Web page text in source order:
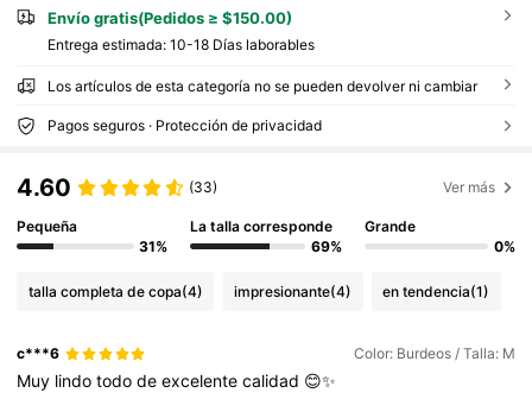
Envío gratis(Pedidos ≥ $150.00)
Entrega estimada: 10-18 Días laborables
Los artículos de esta categoría no se pueden devolver ni cambiar
Pagos seguros · Protección de privacidad
4.60 (33) Ver más
Pequeña
31%
La talla corresponde
69%
Grande
0%
talla completa de copa(4) impresionante(4) en tendencia(1)
c***6 Color: Burdeos / Talla: M
Muy lindotododeexcelentecalidad 😊✨